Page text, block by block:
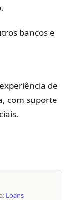
bancos e
de
com suporte
Loans